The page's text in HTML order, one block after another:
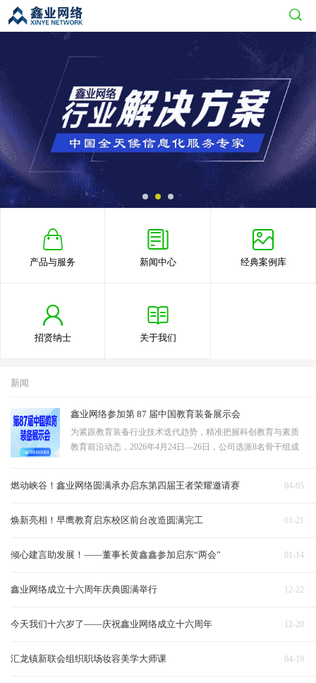
产品与服务 新闻中心 经典案例库
招贤纳士 关于我们
新闻
鑫业网络参加第 87 届中国教育装备展示会
为紧跟教育装备行业技术迭代趋势，精准把握科创教育与素质
教育前沿动态，2026年4月24日—26日，公司选派8名骨干组成
示墙三大核心领域深度研学，全面吸收行…
04-05
燃动峡谷！鑫业网络圆满承办启东第四届王者荣耀邀请赛
01-21
焕新亮相！早鹰教育启东校区前台改造圆满完工
01-14
倾心建言助发展！——董事长黄鑫鑫参加启东“两会”
12-22
鑫业网络成立十六周年庆典圆满举行
12-20
今天我们十六岁了——庆祝鑫业网络成立十六周年
04-19
汇龙镇新联会组织职场妆容美学大师课